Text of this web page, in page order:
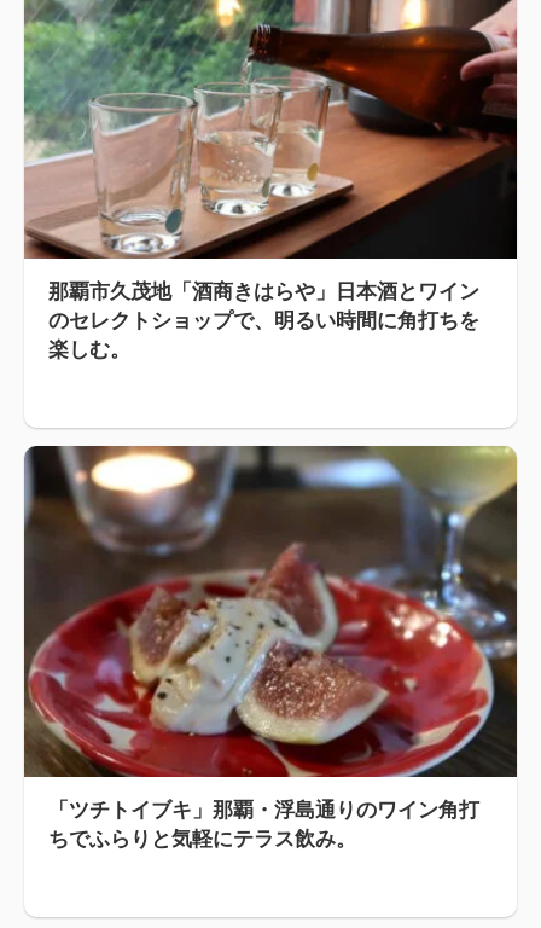
那覇市久茂地「酒商きはらや」日本酒とワイン
のセレクトショップで、明るい時間に角打ちを
楽しむ。
「ツチトイブキ」那覇・浮島通りのワイン角打
ちでふらりと気軽にテラス飲み。